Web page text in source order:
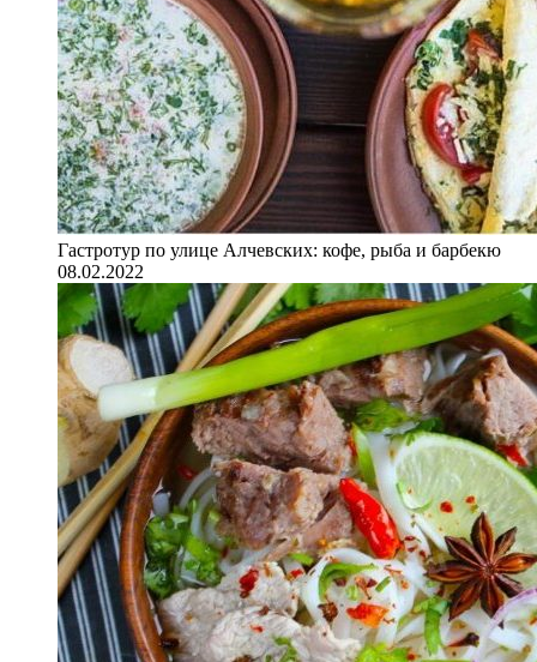
Гастротур по улице Алчевских: кофе, рыба и барбекю
08.02.2022